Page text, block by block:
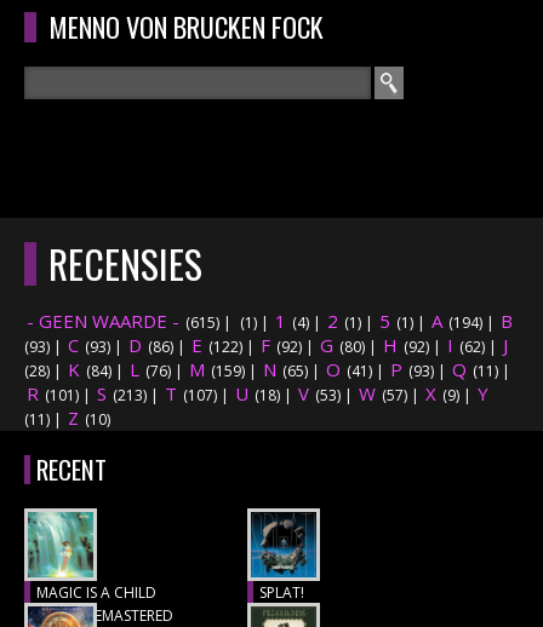
Overslaan en naar de algemene inhoud gaan
MENNO VON BRUCKEN FOCK
ZOEKVELD
HOOFDMENU HOME
RECENSIES
INTERVIEWS
CONCERTFOTO'S
CONCERTBEZOEK
RECENSIES
- GEEN WAARDE - (615) | (1) | 1 (4) | 2 (1) | 5 (1) | A (194) | B
(93) | C (93) | D (86) | E (122) | F (92) | G (80) | H (92) | I (62) | J
(28) | K (84) | L (76) | M (159) | N (65) | O (41) | P (93) | Q (11) |
R (101) | S (213) | T (107) | U (18) | V (53) | W (57) | X (9) | Y
(11) | Z (10)
RECENT
MAGIC IS A CHILD
(1977), REMASTERED
SPLAT!